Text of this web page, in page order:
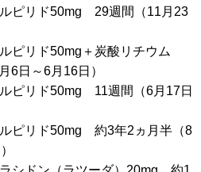
ルピリド50mg 29週間（11月23
ピリド50mg＋炭酸リチウム
日～6月16日）
ピリド50mg 11週間（6月17日
ルピリド50mg 約3年2ヵ月半（8